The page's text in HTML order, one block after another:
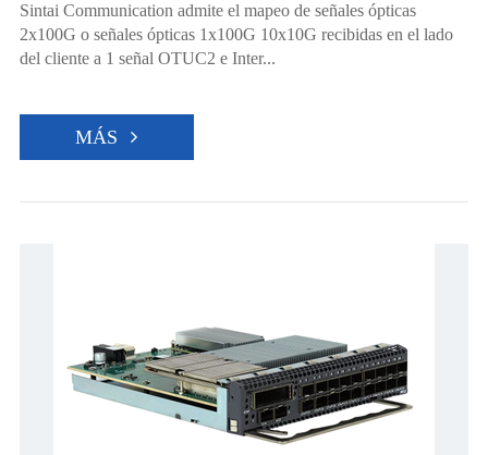
Sintai Communication admite el mapeo de señales ópticas
2x100G o señales ópticas 1x100G 10x10G recibidas en el lado
del cliente a 1 señal OTUC2 e Inter...
MÁS